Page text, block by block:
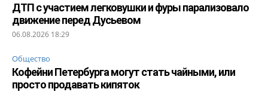
ДТП с участием легковушки и фуры парализовало
движение перед Дусьевом
06.08.2026 18:29
Общество
Кофейни Петербурга могут стать чайными, или
просто продавать кипяток